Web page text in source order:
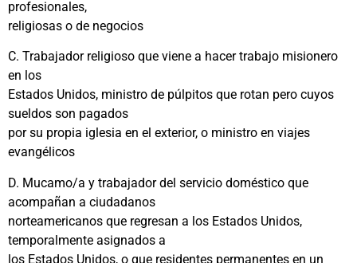
profesionales,
religiosas o de negocios
C. Trabajador religioso que viene a hacer trabajo misionero
en los
Estados Unidos, ministro de púlpitos que rotan pero cuyos
sueldos son pagados
por su propia iglesia en el exterior, o ministro en viajes
evangélicos
D. Mucamo/a y trabajador del servicio doméstico que
acompañan a ciudadanos
norteamericanos que regresan a los Estados Unidos,
temporalmente asignados a
los Estados Unidos, o que residentes permanentes en un